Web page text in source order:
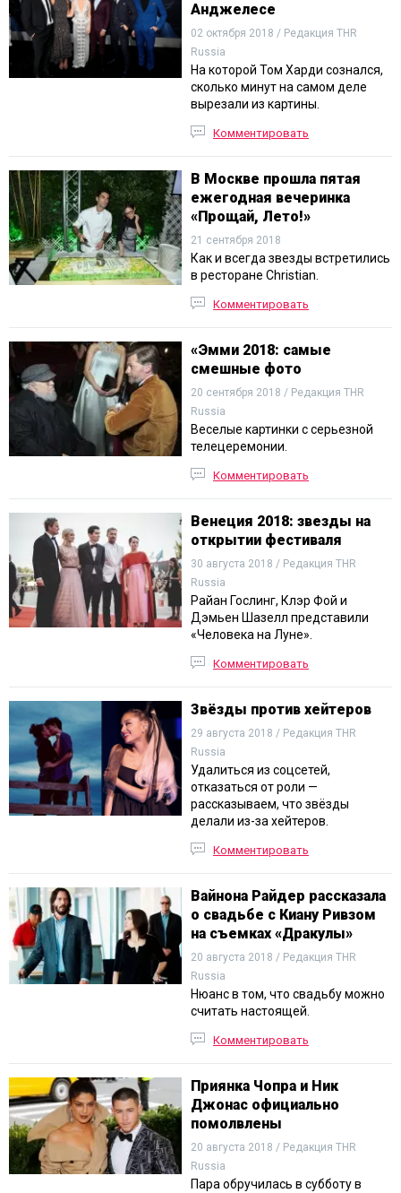
Анджелесе
02 октября 2018 / Редакция THR
Russia
На которой Том Харди сознался,
сколько минут на самом деле
вырезали из картины.
Комментировать
В Москве прошла пятая
ежегодная вечеринка
«Прощай, Лето!»
21 сентября 2018
Как и всегда звезды встретились
в ресторане Christian.
Комментировать
«Эмми 2018: самые
смешные фото
20 сентября 2018 / Редакция THR
Russia
Веселые картинки с серьезной
телецеремонии.
Комментировать
Венеция 2018: звезды на
открытии фестиваля
30 августа 2018 / Редакция THR
Russia
Райан Гослинг, Клэр Фой и
Дэмьен Шазелл представили
«Человека на Луне».
Комментировать
Звёзды против хейтеров
29 августа 2018 / Редакция THR
Russia
Удалиться из соцсетей,
отказаться от роли —
рассказываем, что звёзды
делали из-за хейтеров.
Комментировать
Вайнона Райдер рассказала
о свадьбе с Киану Ривзом
на съемках «Дракулы»
20 августа 2018 / Редакция THR
Russia
Нюанс в том, что свадьбу можно
считать настоящей.
Комментировать
Приянка Чопра и Ник
Джонас официально
помолвлены
20 августа 2018 / Редакция THR
Russia
Пара обручилась в субботу в